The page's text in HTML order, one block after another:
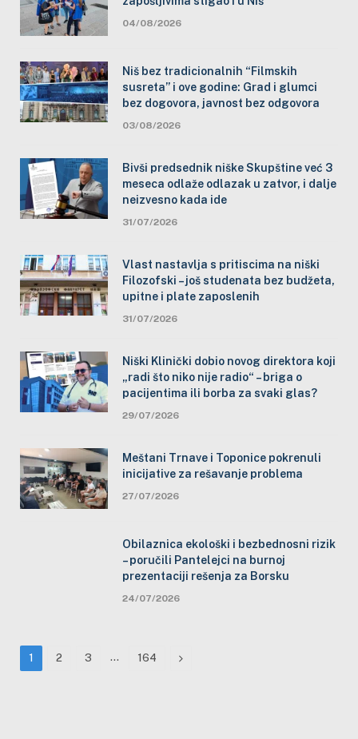
04/08/2026
Niš bez tradicionalnih “Filmskih
susreta” i ove godine: Grad i glumci
bez dogovora, javnost bez odgovora
03/08/2026
Bivši predsednik niške Skupštine već 3
meseca odlaže odlazak u zatvor, i dalje
neizvesno kada ide
31/07/2026
Vlast nastavlja s pritiscima na niški
Filozofski – još studenata bez budžeta,
upitne i plate zaposlenih
31/07/2026
Niški Klinički dobio novog direktora koji
„radi što niko nije radio“ – briga o
pacijentima ili borba za svaki glas?
29/07/2026
Meštani Trnave i Toponice pokrenuli
inicijative za rešavanje problema
27/07/2026
Obilaznica ekološki i bezbednosni rizik
– poručili Pantelejci na burnoj
prezentaciji rešenja za Borsku
24/07/2026
1 2 3 … 164 Next